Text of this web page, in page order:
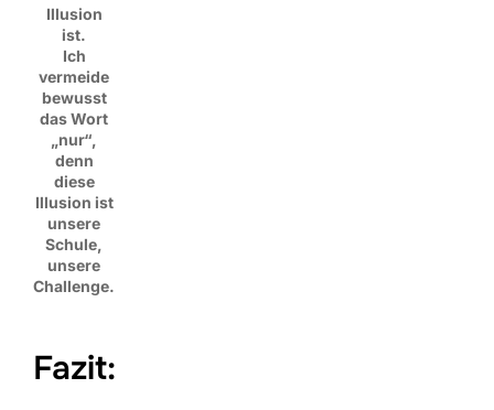
Illusion
ist.
Ich
vermeide
bewusst
das Wort
„nur“,
denn
diese
Illusion ist
unsere
Schule,
unsere
Challenge.
Fazit: